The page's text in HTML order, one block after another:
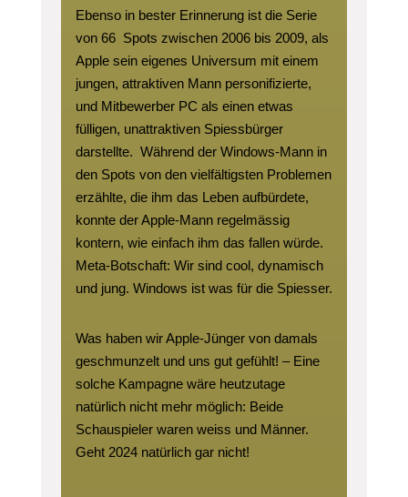
Ebenso in bester Erinnerung ist die Serie
von 66 Spots zwischen 2006 bis 2009, als
Apple sein eigenes Universum mit einem
jungen, attraktiven Mann personifizierte,
und Mitbewerber PC als einen etwas
fülligen, unattraktiven Spiessbürger
darstellte. Während der Windows-Mann in
den Spots von den vielfältigsten Problemen
erzählte, die ihm das Leben aufbürdete,
konnte der Apple-Mann regelmässig
kontern, wie einfach ihm das fallen würde.
Meta-Botschaft: Wir sind cool, dynamisch
und jung. Windows ist was für die Spiesser.
Was haben wir Apple-Jünger von damals
geschmunzelt und uns gut gefühlt! – Eine
solche Kampagne wäre heutzutage
natürlich nicht mehr möglich: Beide
Schauspieler waren weiss und Männer.
Geht 2024 natürlich gar nicht!